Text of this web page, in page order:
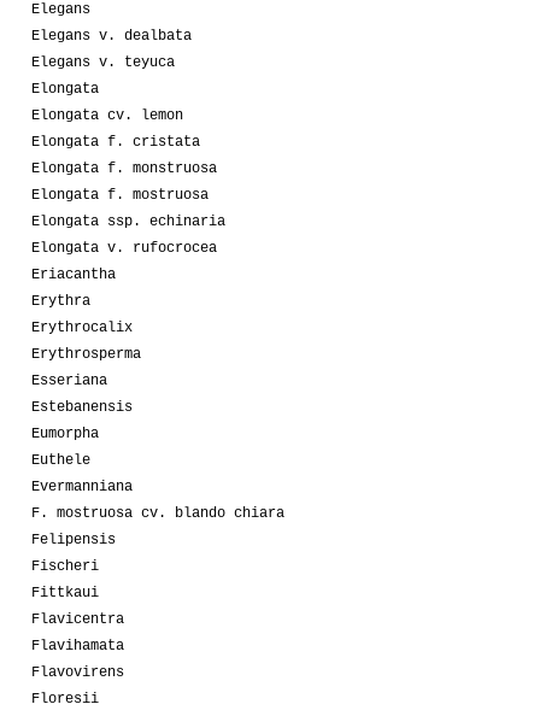
Elegans
Elegans v. dealbata
Elegans v. teyuca
Elongata
Elongata cv. lemon
Elongata f. cristata
Elongata f. monstruosa
Elongata f. mostruosa
Elongata ssp. echinaria
Elongata v. rufocrocea
Eriacantha
Erythra
Erythrocalix
Erythrosperma
Esseriana
Estebanensis
Eumorpha
Euthele
Evermanniana
F. mostruosa cv. blando chiara
Felipensis
Fischeri
Fittkaui
Flavicentra
Flavihamata
Flavovirens
Floresii